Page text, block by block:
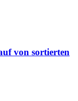
von sortierten